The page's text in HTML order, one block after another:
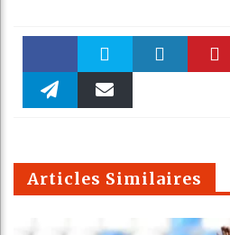
Faceboo Twitter
m
Articles Similaires